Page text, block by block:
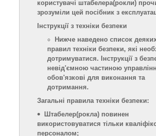
користувачі штабелера(рокли)
зрозуміли цей посібник з
Інструкції з техніки безпеки
Нижче наведено список
правил техніки безпеки, які
дотримуватися. Інструкції з
невід'ємною частиною
обов'язкові для виконання та
дотримання.
Загальні правила техніки безпеки:
Штабелер(рокла) повинен
використовуватися тільки
персоналом;